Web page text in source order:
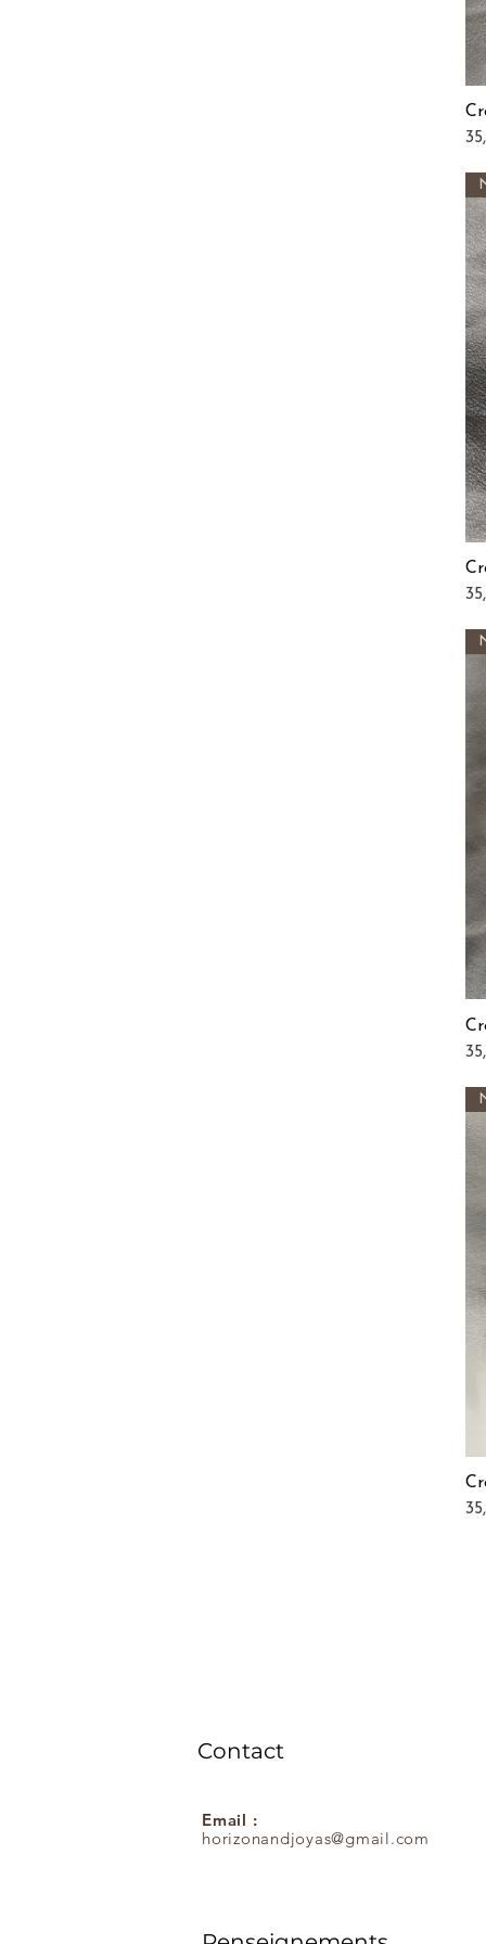
Contact
Email :
horizonandjoyas@gmail.com